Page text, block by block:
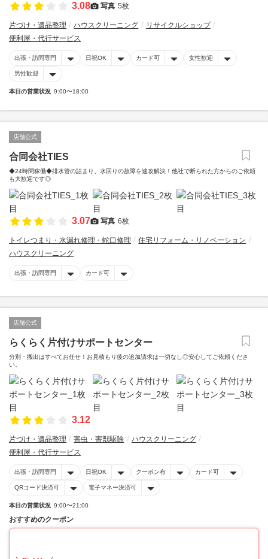
3.08 写真 5枚
片づけ・遺品整理 ハウスクリーニング
リサイクルショップ
便利屋・代行サービス
出張・訪問専門 日祝OK カード可 女性歓迎
男性歓迎
本日の営業状況 9:00〜18:00
店舗公式
合同会社TIES
◆24時間稼働◆排水管の詰まり、水回りの故障を速攻解決！他社で断られた方からのご依頼
も大歓迎です◎
3.07 写真 6枚
トイレつまり・水漏れ修理・蛇口修理
住宅リフォーム・リノベーション
ハウスクリーニング
出張・訪問専門 カード可
店舗公式
らくらく片付けサポートセンター
分別・搬出はすべてお任せ！お見積もり後の追加請求は一切なし◎安心してご依頼くださ
い。
3.12
片づけ・遺品整理 害虫・害獣駆除
ハウスクリーニング
便利屋・代行サービス
出張・訪問専門 日祝OK クーポン有 カード可
QRコード決済可 電子マネー決済可
本日の営業状況 9:00〜21:00
おすすめのクーポン